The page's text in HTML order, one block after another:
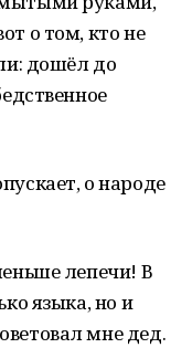
о том, кто не
дошёл до
о народе
лепечи! В
языка, но и
мне дед.